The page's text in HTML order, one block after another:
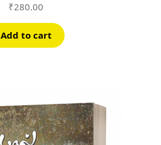
₹280.00
Add to cart